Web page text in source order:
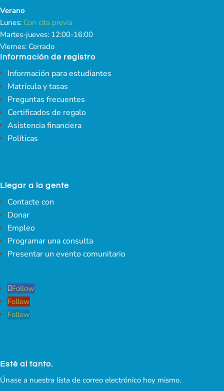
Verano
Lunes: Con cita previa
Martes-jueves: 12:00-16:00
Viernes: Cerrado
Información de registro
Información para estudiantes
Matrícula y tasas
Preguntas frecuentes
Certificados de regalo
Asistencia financiera
Políticas
Llegar a la gente
Contacte con
Donar
Empleo
Programar una consulta
Presentar un evento comunitario
Follow
Follow
Follow
Esté al tanto.
Únase a nuestra lista de correo electrónico hoy mismo.